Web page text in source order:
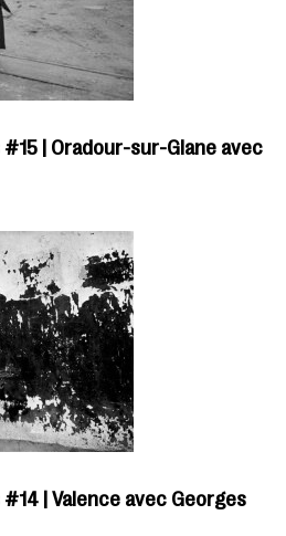
#15 | Oradour-sur-Glane avec
| Valence avec Georges